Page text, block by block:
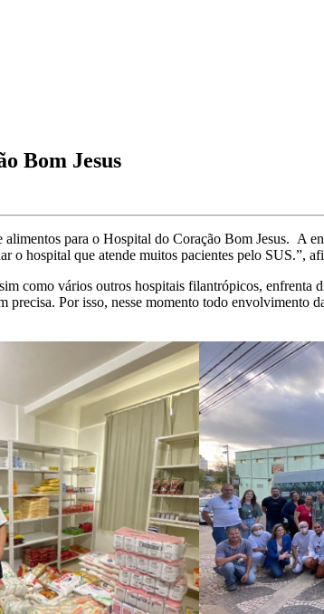
Bom Jesus
para o Hospital do Coração Bom Jesus. A
o hospital que atende muitos pacientes pelo SUS.”,
como vários outros hospitais filantrópicos, enfrenta
Por isso, nesse momento todo envolvimento